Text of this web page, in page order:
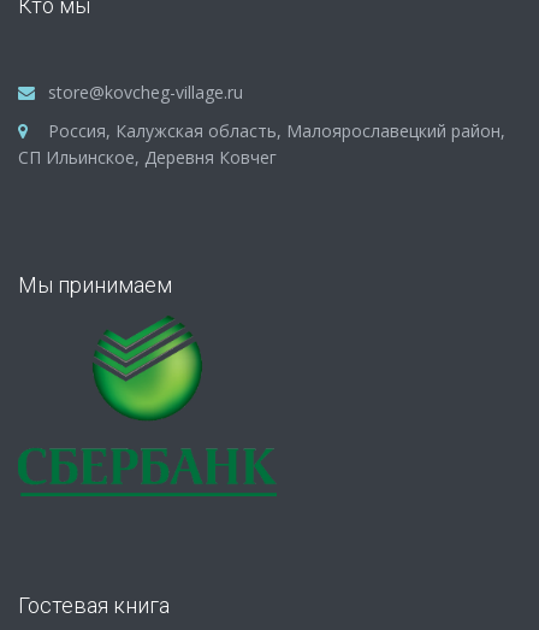
store@kovcheg-village.ru
Россия, Калужская область, Малоярославецкий район,
СП Ильинское, Деревня Ковчег
Мы принимаем
Гостевая книга